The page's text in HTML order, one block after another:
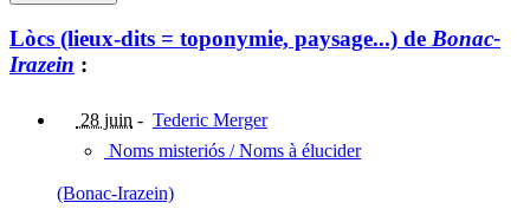
Lòcs (lieux-dits = toponymie, paysage...) de Bonac-
Irazein :
28 juin - Tederic Merger
Noms misteriós / Noms à élucider
(Bonac-Irazein)